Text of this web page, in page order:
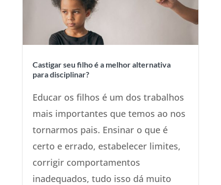
Castigar seu filho é a melhor alternativa
para disciplinar?
Educar os filhos é um dos trabalhos
mais importantes que temos ao nos
tornarmos pais. Ensinar o que é
certo e errado, estabelecer limites,
corrigir comportamentos
inadequados, tudo isso dá muito